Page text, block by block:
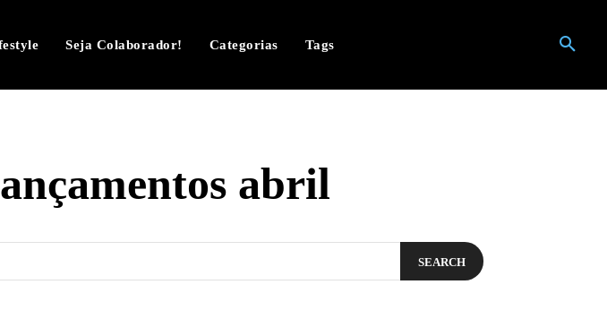
Seja Colaborador! Categorias Tags
abril
SEARCH